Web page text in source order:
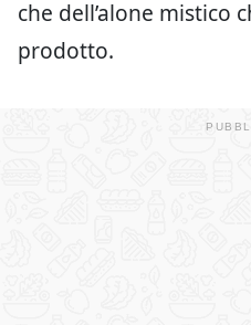
che dell’alone mistico
prodotto.